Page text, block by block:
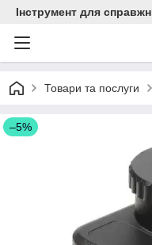
Інструмент для
Товари та послуги
–5%